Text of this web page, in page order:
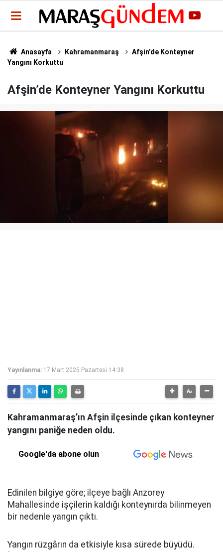
Anasayfa Kahramanmaraş
Afşin’de Konteyner
Yangını Korkuttu
Afşin’de Konteyner Yangını Korkuttu
Yayınlanma: 17 Mart 2025 Pazartesi 14:38
Kahramanmaraş’ın Afşin ilçesinde çıkan konteyner
yangını paniğe neden oldu.
Google'da abone olun
Edinilen bilgiye göre; ilçeye bağlı Anzorey
Mahallesinde işçilerin kaldığı konteynırda bilinmeyen
bir nedenle yangın çıktı.
Yangın rüzgârın da etkisiyle kısa sürede büyüdü.